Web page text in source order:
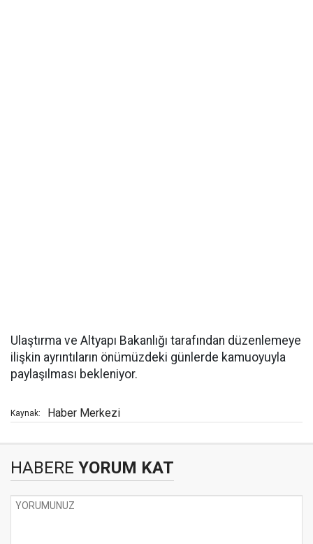
Ulaştırma ve Altyapı Bakanlığı tarafından düzenlemeye
ilişkin ayrıntıların önümüzdeki günlerde kamuoyuyla
paylaşılması bekleniyor.
Kaynak: Haber Merkezi
HABERE YORUM KAT